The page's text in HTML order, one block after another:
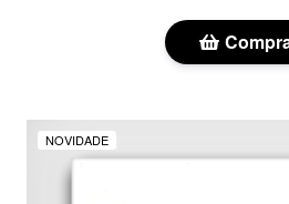
NOVIDADE